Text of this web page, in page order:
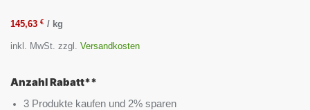
145,63 € / kg
inkl. MwSt. zzgl. Versandkosten
Anzahl Rabatt**
3 Produkte kaufen und 2% sparen